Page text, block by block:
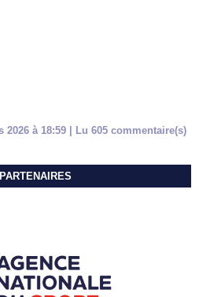
2026 à 18:59 | Lu 605 commentaire(s)